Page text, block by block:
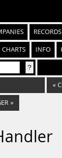
RECORDS
CHARTS INFO
«
»